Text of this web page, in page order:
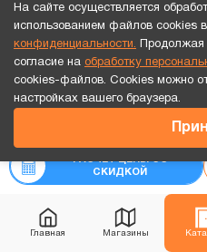
Главная Магазины
Точный расчет за 10
РАСЧЕТ ЦЕНЫ СО
СКИДКОЙ
На сайте осуществляется
использованием файлов cookies в
конфиденциальности. Продолжая
согласие на обработку
cookies-файлов. Cookies можно
настройках вашего браузера.